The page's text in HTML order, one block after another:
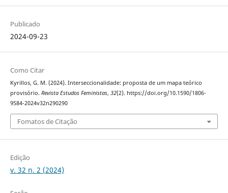
Publicado
2024-09-23
Como Citar
Kyrillos, G. M. (2024). Interseccionalidade: proposta de um mapa teórico
provisório. Revista Estudos Feministas, 32(2). https://doi.org/10.1590/1806-
9584-2024v32n290290
Fomatos de Citação
Edição
v. 32 n. 2 (2024)